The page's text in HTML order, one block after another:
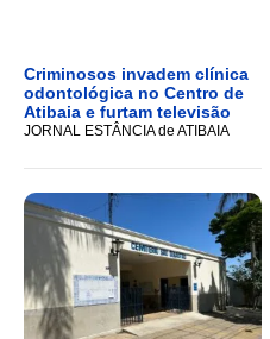
Criminosos invadem clínica
odontológica no Centro de
Atibaia e furtam televisão
JORNAL ESTÂNCIA de ATIBAIA